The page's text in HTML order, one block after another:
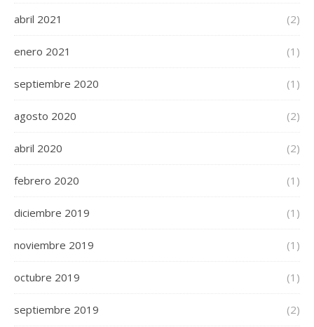
abril 2021 (2)
enero 2021 (1)
septiembre 2020 (1)
agosto 2020 (2)
abril 2020 (2)
febrero 2020 (1)
diciembre 2019 (1)
noviembre 2019 (1)
octubre 2019 (1)
septiembre 2019 (2)